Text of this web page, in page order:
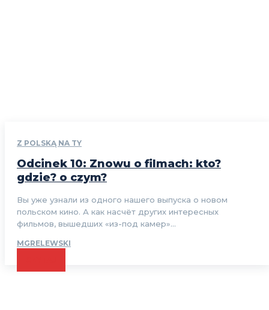
Z POLSKĄ NA TY
Odcinek 10: Znowu o filmach: kto?
gdzie? o czym?
Вы уже узнали из одного нашего выпуска о новом
польском кино. А как насчёт других интересных
фильмов, вышедших «из-под камер»...
MGRELEWSKI